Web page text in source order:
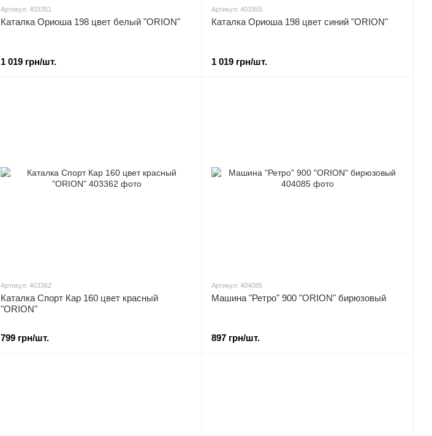
Артикул: 403351
Каталка Ориоша 198 цвет белый "ORION"
1 019 грн/шт.
Артикул: 403355
Каталка Ориоша 198 цвет синий "ORION"
1 019 грн/шт.
Артикул: 403362
Каталка Спорт Кар 160 цвет красный
"ORION"
799 грн/шт.
Артикул: 404085
Машина "Ретро" 900 "ORION" бирюзовый
897 грн/шт.